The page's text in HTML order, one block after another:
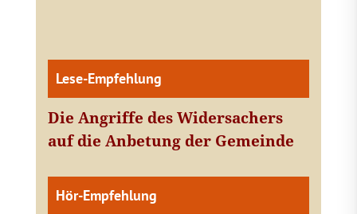
Lese-Empfehlung
Die Angriffe des Widersachers
auf die Anbetung der Gemeinde
Hör-Empfehlung